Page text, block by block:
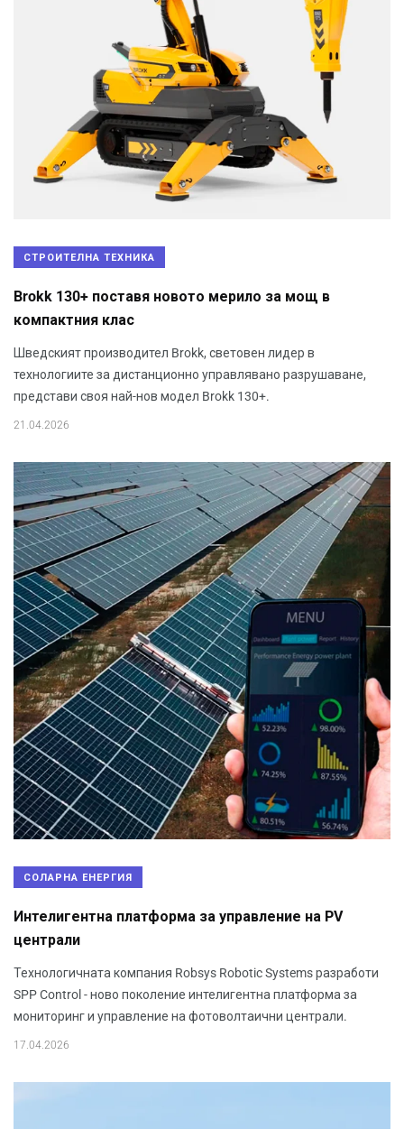
СТРОИТЕЛНА ТЕХНИКА
Brokk 130+ поставя новото мерило за мощ в
компактния клас
Шведският производител Brokk, световен лидер в
технологиите за дистанционно управлявано разрушаване,
представи своя най-нов модел Brokk 130+.
21.04.2026
СОЛАРНА ЕНЕРГИЯ
Интелигентна платформа за управление на PV
централи
Технологичната компания Robsys Robotic Systems разработи
SPP Control - ново поколение интелигентна платформа за
мониторинг и управление на фотоволтаични централи.
17.04.2026